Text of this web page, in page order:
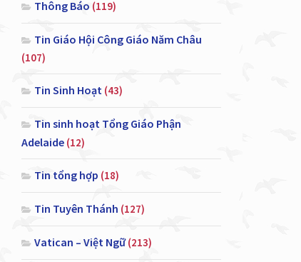
Thông Báo (119)
Tin Giáo Hội Công Giáo Năm Châu
(107)
Tin Sinh Hoạt (43)
Tin sinh hoạt Tổng Giáo Phận
Adelaide (12)
Tin tổng hợp (18)
Tin Tuyên Thánh (127)
Vatican – Việt Ngữ(213)